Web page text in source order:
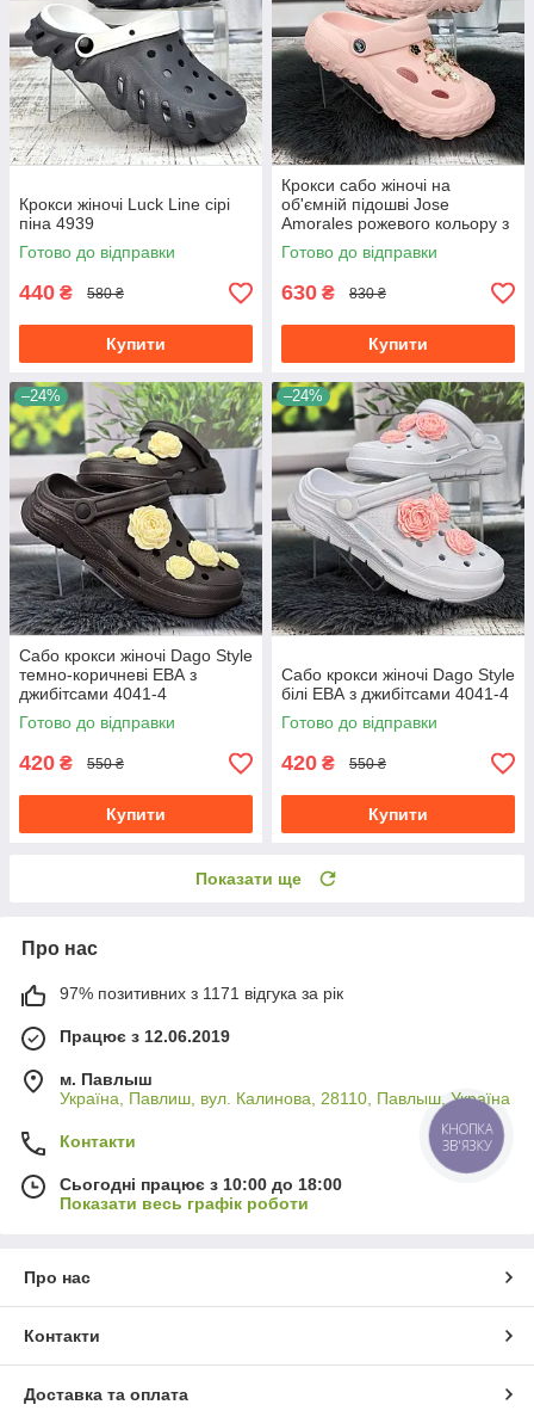
Крокси жіночі Luck Line сірі
піна 4939
Готово до відправки
440 ₴ 580 ₴
Купити
Крокси сабо жіночі на
об'ємній підошві Jose
Amorales рожевого кольору з
джибітсами 4980-3
Готово до відправки
630 ₴ 830 ₴
Купити
–24%
Сабо крокси жіночі Dago Style
темно-коричневі ЕВА з
джибітсами 4041-4
Готово до відправки
420 ₴ 550 ₴
Купити
–24%
Сабо крокси жіночі Dago Style
білі ЕВА з джибітсами 4041-4
Готово до відправки
420 ₴ 550 ₴
Купити
Показати ще
Про нас
97% позитивних з 1171 відгука за рік
Працює з 12.06.2019
м. Павлыш
Україна, Павлиш, вул. Калинова, 28110, Павлыш, Україна
Контакти
Сьогодні працює з 10:00 до 18:00
Показати весь графік роботи
Про нас
Контакти
Доставка та оплата
КНОПКА
ЗВ'ЯЗКУ